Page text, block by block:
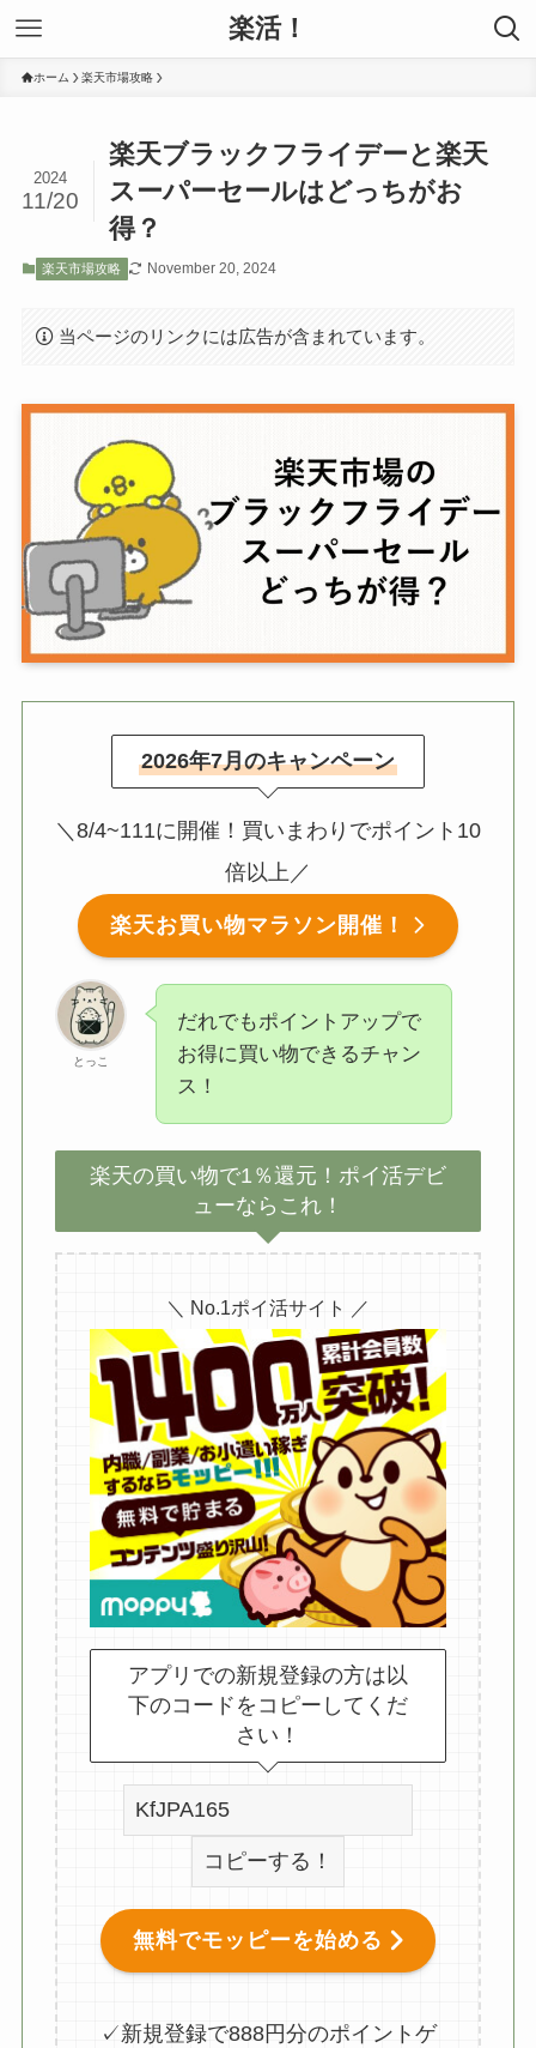
楽活！
ホーム 楽天市場攻略
楽天ブラックフライデーと楽天
スーパーセールはどっちがお
得？
2024
11/20
楽天市場攻略 November 20, 2024
当ページのリンクには広告が含まれています。
2026年7月のキャンペーン
＼8/4~111に開催！買いまわりでポイント10
倍以上／
楽天お買い物マラソン開催！
とっこ
だれでもポイントアップで
お得に買い物できるチャン
ス！
楽天の買い物で1％還元！ポイ活デビ
ューならこれ！
＼ No.1ポイ活サイト ／
アプリでの新規登録の方は以
下のコードをコピーしてくだ
さい！
コピーする！
無料でモッピーを始める
✓新規登録で888円分のポイントゲ